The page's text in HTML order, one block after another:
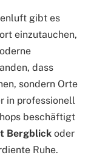
gibt es
einzutauchen,
dass
sondern Orte
in professionell
beschäftigt
Bergblick oder
Ruhe.